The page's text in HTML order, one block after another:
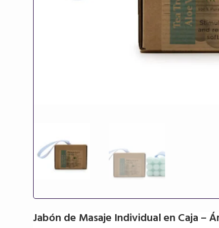
Jabón de Masaje Individual en Caja –